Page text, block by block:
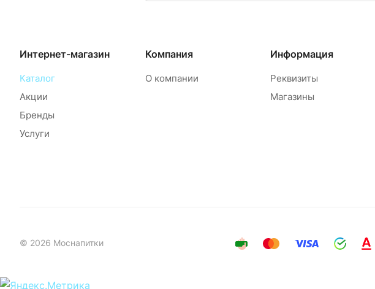
Интернет-магазин
Каталог
Акции
Бренды
Услуги
Компания
О компании
Информация
Реквизиты
Магазины
© 2026 Моснапитки